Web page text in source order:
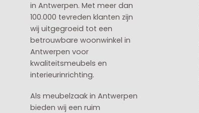
in Antwerpen. Met meer dan
100.000 tevreden klanten zijn
wij uitgegroeid tot een
betrouwbare woonwinkel in
Antwerpen voor
kwaliteitsmeubels en
interieurinrichting.
Als meubelzaak in Antwerpen
bieden wij een ruim